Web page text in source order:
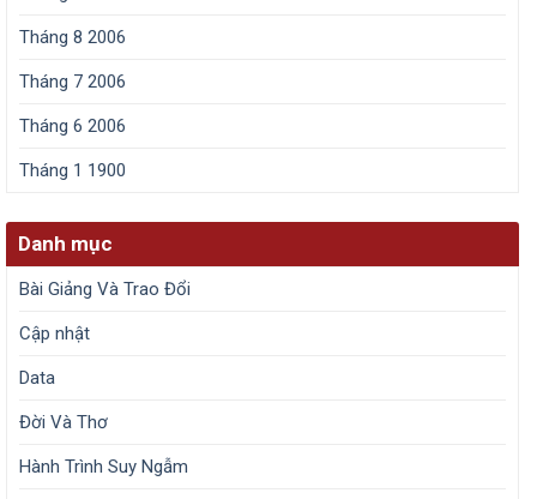
Tháng 8 2006
Tháng 7 2006
Tháng 6 2006
Tháng 1 1900
Danh mục
Bài Giảng Và Trao Đổi
Cập nhật
Data
Đời Và Thơ
Hành Trình Suy Ngẫm